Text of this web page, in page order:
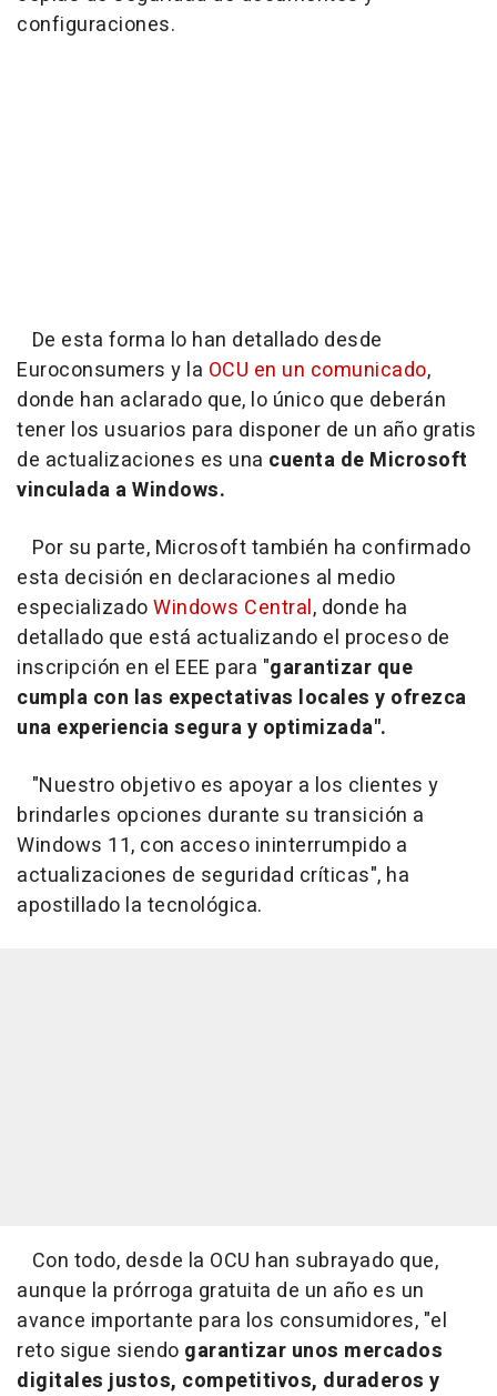
configuraciones.
De esta forma lo han detallado desde
Euroconsumers y la OCU en un comunicado,
donde han aclarado que, lo único que deberán
tener los usuarios para disponer de un año gratis
de actualizaciones es una cuenta de Microsoft
vinculada a Windows.
Por su parte, Microsoft también ha confirmado
esta decisión en declaraciones al medio
especializadoWindows Central, donde ha
detallado que está actualizando el proceso de
inscripción en el EEE para "garantizar que
cumpla con las expectativas locales y ofrezca
una experiencia segura y optimizada".
"Nuestro objetivo es apoyar a los clientes y
brindarles opciones durante su transición a
Windows 11, con acceso ininterrumpido a
actualizaciones de seguridad críticas", ha
apostillado la tecnológica.
Con todo, desde la OCU han subrayado que,
aunque la prórroga gratuita de un año es un
avance importante para los consumidores, "el
reto sigue siendo garantizar unos mercados
digitales justos, competitivos, duraderos y